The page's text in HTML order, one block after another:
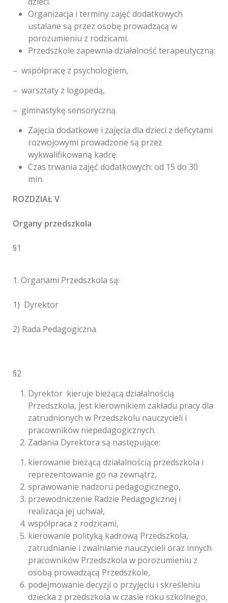
Organizacja i terminy zajęć dodatkowych
ustalane są przez osobę prowadzącą w
porozumieniu z rodzicami.
Przedszkole zapewnia działalność terapeutyczną:
– współpracę z psychologiem,
– warsztaty z logopedą,
– gimnastykę sensoryczną.
Zajęcia dodatkowe i zajęcia dla dzieci z deficytami
rozwojowymi prowadzone są przez
wykwalifikowaną kadrę.
Czas trwania zajęć dodatkowych: od 15 do 30
min.
ROZDZIAŁ V
Organy przedszkola
§1
1. Organami Przedszkola są:
1) Dyrektor
2) Rada Pedagogiczna
§2
Dyrektor kieruje bieżącą działalnością
Przedszkola, jest kierownikiem zakładu pracy dla
zatrudnionych w Przedszkolu nauczycieli i
pracowników niepedagogicznych.
Zadania Dyrektora są następujące:
kierowanie bieżącą działalnością przedszkola i
reprezentowanie go na zewnątrz,
sprawowanie nadzoru pedagogicznego,
przewodniczenie Radzie Pedagogicznej i
realizacja jej uchwał,
współpraca z rodzicami,
kierowanie polityką kadrową Przedszkola,
zatrudnianie i zwalnianie nauczycieli oraz innych
pracowników Przedszkola w porozumieniu z
osobą prowadzącą Przedszkole,
podejmowanie decyzji o przyjęciu i skreśleniu
dziecka z przedszkola w czasie roku szkolnego,